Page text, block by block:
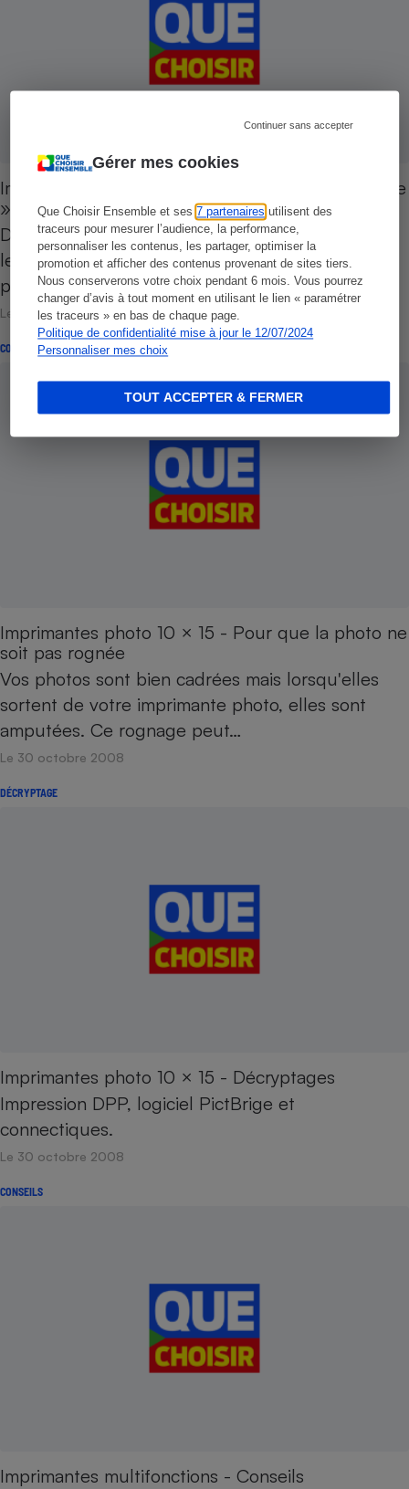
Gérer mes cookies
Que Choisir Ensemble et ses7 partenaires utilisent des
traceurs pour mesurer l’audience, la performance,
personnaliser les contenus, les partager, optimiser la
promotion et afficher des contenus provenant de sites tiers.
Nous conserverons votre choix pendant 6 mois. Vous pourrez
changer d’avis à tout moment en utilisant le lien « paramétrer
les traceurs » en bas de chaque page.
Politique de confidentialité mise à jour le 12/07/2024
Personnaliser mes choix
Continuer sans accepter
TOUT ACCEPTER & FERMER
Imprimantes - HP fait enfin face à sa « pièce noire
»
Depuis des mois, les messages s'accumulent sur
le forum de notre site Internet, et sur d'autres,
pour signaler une panne…
Le 09 mars 2009
CONSEILS
Imprimantes photo 10 × 15 - Pour que la photo ne
soit pas rognée
Vos photos sont bien cadrées mais lorsqu'elles
sortent de votre imprimante photo, elles sont
amputées. Ce rognage peut…
Le 30 octobre 2008
DÉCRYPTAGE
Imprimantes photo 10 × 15 - Décryptages
Impression DPP, logiciel PictBrige et
connectiques.
Le 30 octobre 2008
CONSEILS
Imprimantes multifonctions - Conseils